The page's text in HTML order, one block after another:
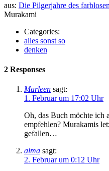
aus: Die Pilgerjahre des
Murakami
Categories:
alles sonst so
denken
2 Responses
Marleen sagt:
1. Februar um 17:02 Uhr
Oh, das Buch möchte ich
empfehlen? Murakamis
gefallen…
alma sagt:
2. Februar um 0:12 Uhr